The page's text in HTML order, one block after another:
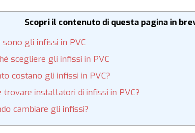
Scopri il contenuto di questa pagina in
sono gli infissi in PVC
scegliere gli infissi in PVC
costano gli infissi in PVC?
trovare installatori di infissi in PVC?
cambiare gli infissi?